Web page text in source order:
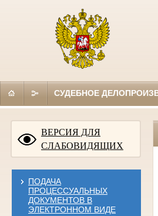
СУДЕБНОЕ
ВЕРСИЯ ДЛЯ
СЛАБОВИДЯЩИХ
ПОДАЧА
ПРОЦЕССУАЛЬНЫХ
ДОКУМЕНТОВ В
ЭЛЕКТРОННОМ ВИДЕ